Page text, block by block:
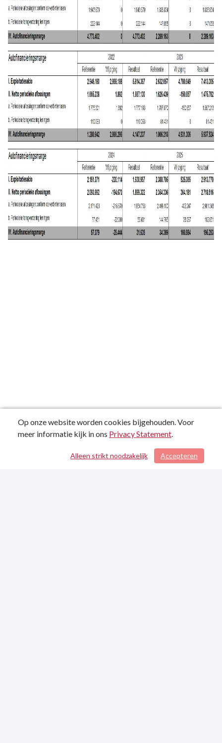
/ 227
Op onze website worden cookies bijgehouden. Voor
meer informatie kijk in ons Privacy Statement.
Accepteren
Alleen strikt noodzakelijk